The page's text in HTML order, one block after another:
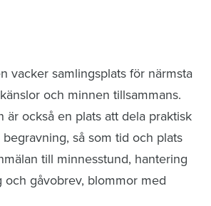
vacker samlingsplats för närmsta
och minnen tillsammans.
är också en plats att dela praktisk
så som tid och plats
till minnesstund, hantering
och gåvobrev, blommor med